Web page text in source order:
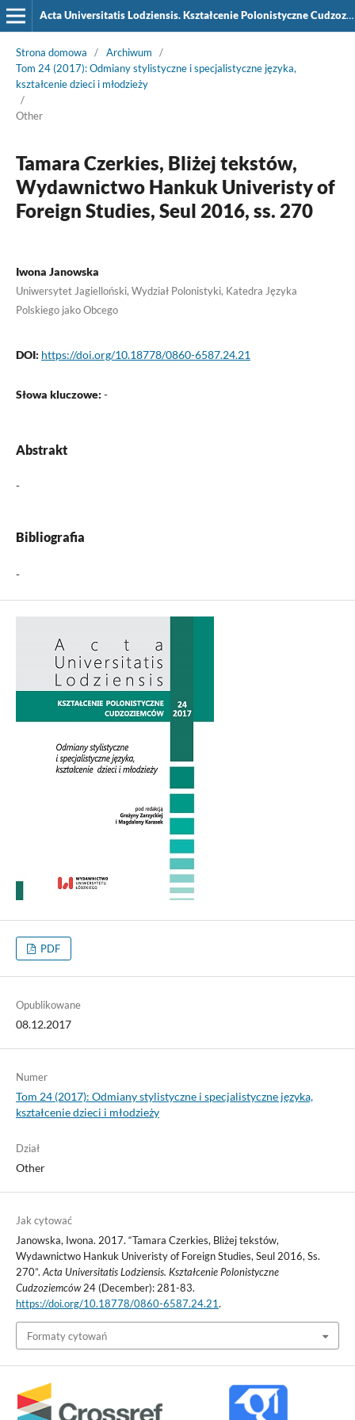
Acta Universitatis Lodziensis. Kształcenie Polonistyczne Cudzoziemców
Strona domowa / Archiwum
/
Tom 24 (2017): Odmiany stylistyczne i specjalistyczne języka,
kształcenie dzieci i młodzieży
/
Other
Tamara Czerkies, Bliżej tekstów,
Wydawnictwo Hankuk Univeristy of
Foreign Studies, Seul 2016, ss. 270
Iwona Janowska
Uniwersytet Jagielloński, Wydział Polonistyki, Katedra Języka
Polskiego jako Obcego
DOI: https://doi.org/10.18778/0860-6587.24.21
Słowa kluczowe: -
Abstrakt
-
Bibliografia
-
PDF
Opublikowane
08.12.2017
Numer
Tom 24 (2017): Odmiany stylistyczne i specjalistyczne języka,
kształcenie dzieci i młodzieży
Dział
Other
Jak cytować
Janowska, Iwona. 2017. “Tamara Czerkies, Bliżej tekstów,
Wydawnictwo Hankuk Univeristy of Foreign Studies, Seul 2016, Ss.
270”.Acta Universitatis Lodziensis. Kształcenie Polonistyczne
Cudzoziemców24 (December): 281-83.
https://doi.org/10.18778/0860-6587.24.21.
Formaty cytowań